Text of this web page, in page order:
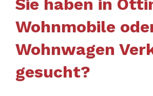
Sie haben in
Wohnmobile
Wohnwagen
gesucht?